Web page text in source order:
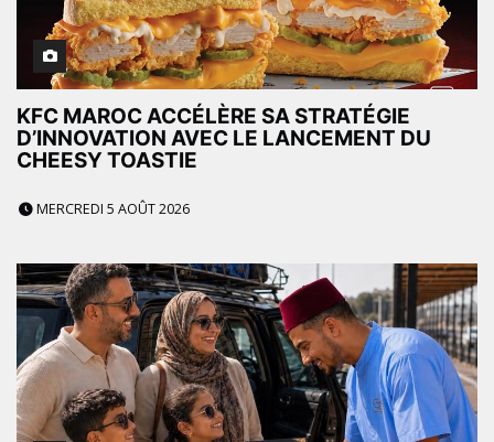
KFC MAROC ACCÉLÈRE SA STRATÉGIE
D’INNOVATION AVEC LE LANCEMENT DU
CHEESY TOASTIE
MERCREDI 5 AOÛT 2026